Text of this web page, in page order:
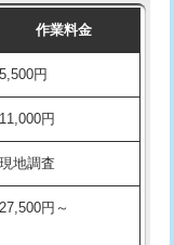
作業料金
5,500円
11,000円
現地調査
27,500円～